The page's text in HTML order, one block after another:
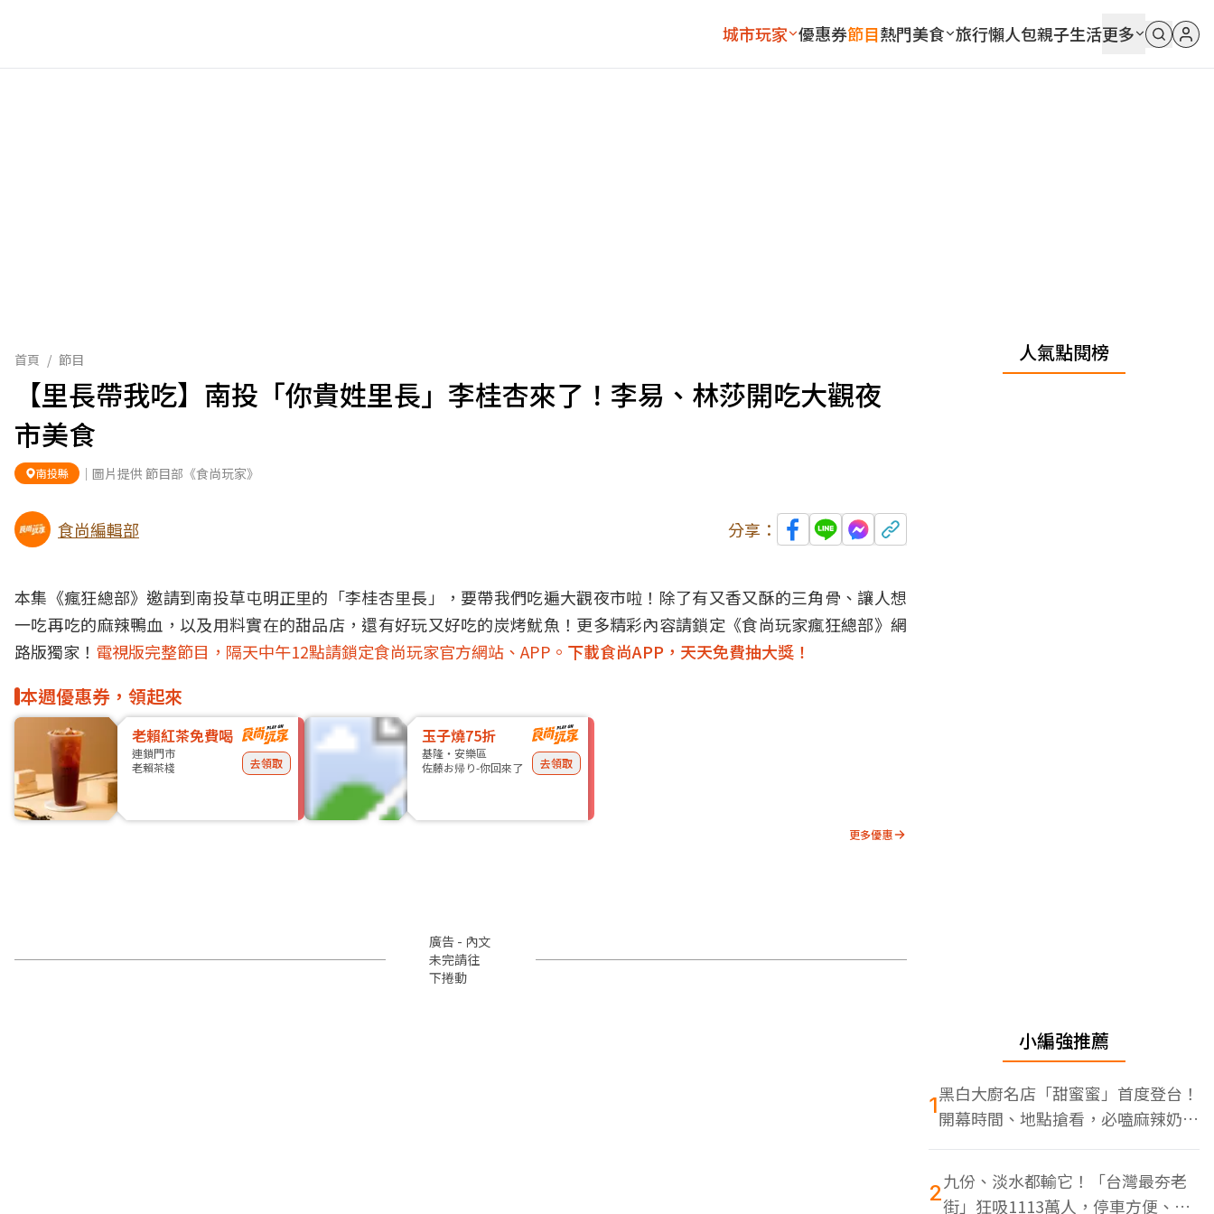
城市玩家 優惠券節目熱門美食 旅行懶人包親子生活更多
首頁 / 節目
【里長帶我吃】南投「你貴姓里長」李桂杏來了！李易、林莎開吃大觀夜
市美食
南投縣 ｜圖片提供 節目部《食尚玩家》
食尚編輯部 分享：
本集《瘋狂總部》邀請到南投草屯明正里的「李桂杏里長」，要帶我們吃遍大觀夜市啦！除了有又香又酥的三角骨、讓人想
一吃再吃的麻辣鴨血，以及用料實在的甜品店，還有好玩又好吃的炭烤魷魚！更多精彩內容請鎖定《食尚玩家瘋狂總部》網
路版獨家！ 電視版完整節目，隔天中午12點請鎖定食尚玩家官方網站、APP。 下載食尚APP，天天免費抽大獎！
本週優惠券，領起來
老賴紅茶免費喝
連鎖門市
老賴茶棧
去領取
玉子燒75折
基隆・安樂區
佐藤お帰り-你回來了
去領取
更多優惠
廣告 - 內文
未完請往
下捲動
人氣點閱榜
小編強推薦
1黑白大廚名店「甜蜜蜜」首度登台！
開幕時間、地點搶看，必嗑麻辣奶油
蝦
2九份、淡水都輸它！「台灣最夯老
街」狂吸1113萬人，停車方便、特